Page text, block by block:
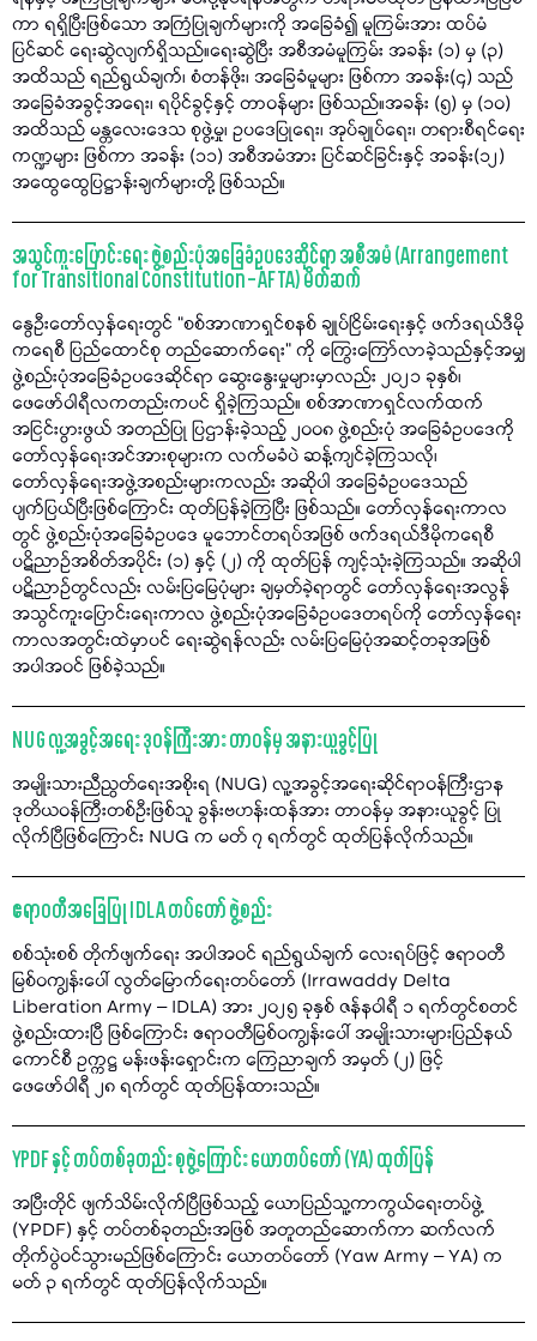
ကာ ရရှိပြီးဖြစ်သော အကြံပြုချက်များကို အခြေခံ၍ မူကြမ်းအား ထပ်မံ
ပြင်ဆင် ရေးဆွဲလျက်ရှိသည်။ရေးဆွဲပြီး အစီအမံမူကြမ်း အခန်း (၁) မှ (၃)
အထိသည် ရည်ရွယ်ချက်၊ စံတန်ဖိုး၊ အခြေခံမူများ ဖြစ်ကာ အခန်း(၄) သည်
အခြေခံအခွင့်အရေး၊ ရပိုင်ခွင့်နှင့် တာဝန်များ ဖြစ်သည်။အခန်း (၅) မှ (၁၀)
အထိသည် မန္တလေးဒေသ စုဖွဲ့မှု၊ ဥပဒေပြုရေး၊ အုပ်ချုပ်ရေး၊ တရားစီရင်ရေး
ကဏ္ဍများ ဖြစ်ကာ အခန်း (၁၁) အစီအမံအား ပြင်ဆင်ခြင်းနှင့် အခန်း(၁၂)
အထွေထွေပြဋ္ဌာန်းချက်များတို့ ဖြစ်သည်။
အသွင်ကူးပြောင်းရေး ဖွဲ့စည်းပုံအခြေခံဥပဒေဆိုင်ရာ အစီအမံ (Arrangement
for Transitional Constitution – AFTA) မိတ်ဆက်
နွေဦးတော်လှန်ရေးတွင် “စစ်အာဏာရှင်စနစ် ချုပ်ငြိမ်းရေးနှင့် ဖက်ဒရယ်ဒီမို
ကရေစီ ပြည်ထောင်စု တည်ဆောက်ရေး” ကို ကြွေးကြော်လာခဲ့သည်နှင့်အမျှ
ဖွဲ့စည်းပုံအခြေခံဥပဒေဆိုင်ရာ ဆွေးနွေးမှုများမှာလည်း ၂၀၂၁ ခုနှစ်၊
ဖေဖော်ဝါရီလကတည်းကပင် ရှိခဲ့ကြသည်။ စစ်အာဏာရှင်လက်ထက်
အငြင်းပွားဖွယ် အတည်ပြု ပြဌာန်းခဲ့သည့် ၂၀၀၈ ဖွဲ့စည်းပုံ အခြေခံဥပဒေကို
တော်လှန်ရေးအင်အားစုများက လက်မခံပဲ ဆန့်ကျင်ခဲ့ကြသလို၊
တော်လှန်ရေးအဖွဲ့အစည်းများကလည်း အဆိုပါ အခြေခံဥပဒေသည်
ပျက်ပြယ်ပြီးဖြစ်ကြောင်း ထုတ်ပြန်ခဲ့ကြပြီး ဖြစ်သည်။ တော်လှန်ရေးကာလ
တွင် ဖွဲ့စည်းပုံအခြေခံဥပဒေ မူဘောင်တရပ်အဖြစ် ဖက်ဒရယ်ဒီမိုကရေစီ
ပဋိညာဉ်အစိတ်အပိုင်း (၁) နှင့် (၂) ကို ထုတ်ပြန် ကျင့်သုံးခဲ့ကြသည်။ အဆိုပါ
ပဋိညာဉ်တွင်လည်း လမ်းပြမြေပုံများ ချမှတ်ခဲ့ရာတွင် တော်လှန်ရေးအလွန်
အသွင်ကူးပြောင်းရေးကာလ ဖွဲ့စည်းပုံအခြေခံဥပဒေတရပ်ကို တော်လှန်ရေး
ကာလအတွင်းထဲမှာပင် ရေးဆွဲရန်လည်း လမ်းပြမြေပုံအဆင့်တခုအဖြစ်
အပါအဝင် ဖြစ်ခဲ့သည်။
NUG လူ့အခွင့်အရေး ဒုဝန်ကြီးအား တာဝန်မှ အနားယူခွင့်ပြု
အမျိုးသားညီညွတ်ရေးအစိုးရ (NUG) လူ့အခွင့်အရေးဆိုင်ရာဝန်ကြီးဌာန
ဒုတိယဝန်ကြီးတစ်ဦးဖြစ်သူ ခွန်းဗဟန်းထန်အား တာဝန်မှ အနားယူခွင့် ပြု
လိုက်ပြီဖြစ်ကြောင်း NUG က မတ် ၇ ရက်တွင် ထုတ်ပြန်လိုက်သည်။
ဧရာဝတီအခြေပြု IDLA တပ်တော် ဖွဲ့စည်း
စစ်သုံးစစ် တိုက်ဖျက်ရေး အပါအဝင် ရည်ရွယ်ချက် လေးရပ်ဖြင့် ဧရာဝတီ
မြစ်ဝကျွန်းပေါ် လွတ်မြောက်ရေးတပ်တော် (Irrawaddy Delta
Liberation Army – IDLA) အား ၂၀၂၅ ခုနှစ် ဇန်နဝါရီ ၁ ရက်တွင်စတင်
ဖွဲ့စည်းထားပြီ ဖြစ်ကြောင်း ဧရာဝတီမြစ်ဝကျွန်းပေါ် အမျိုးသားများပြည်နယ်
ကောင်စီ ဥက္ကဋ္ဌ မန်းဖန်းရှောင်းက ကြေညာချက် အမှတ် (၂) ဖြင့်
ဖေဖော်ဝါရီ ၂၈ ရက်တွင် ထုတ်ပြန်ထားသည်။
YPDF နှင့် တပ်တစ်ခုတည်း စုဖွဲ့ကြောင်း ယောတပ်တော် (YA) ထုတ်ပြန်
အပြီးတိုင် ဖျက်သိမ်းလိုက်ပြီဖြစ်သည့် ယောပြည်သူ့ကာကွယ်ရေးတပ်ဖွဲ့
(YPDF) နှင့် တပ်တစ်ခုတည်းအဖြစ် အတူတည်ဆောက်ကာ ဆက်လက်
တိုက်ပွဲဝင်သွားမည်ဖြစ်ကြောင်း ယောတပ်တော် (Yaw Army – YA) က
မတ် ၃ ရက်တွင် ထုတ်ပြန်လိုက်သည်။